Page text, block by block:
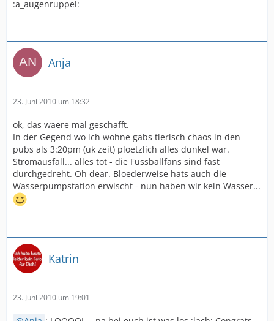
:a_augenruppel:
Anja
23. Juni 2010 um 18:32
ok, das waere mal geschafft.
In der Gegend wo ich wohne gabs tierisch chaos in den
pubs als 3:20pm (uk zeit) ploetzlich alles dunkel war.
Stromausfall... alles tot - die Fussballfans sind fast
durchgedreht. Oh dear. Bloederweise hats auch die
Wasserpumpstation erwischt - nun haben wir kein Wasser...
Katrin
23. Juni 2010 um 19:01